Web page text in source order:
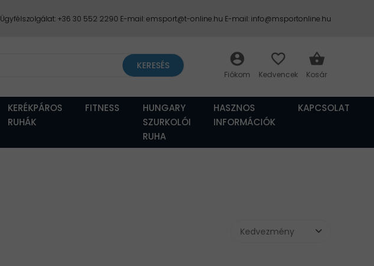
Ügyfélszolgálat: +36 30 552 2290 E-mail: emsport@t-online.hu E-mail: info@msportonline.hu
KERÉKPÁROS
RUHÁK
FITNESS
HUNGARY
SZURKOLÓI
RUHA
HASZNOS
INFORMÁCIÓK
KAPCSOLAT
account_circle favorite_border shopping_basket
KERESÉS